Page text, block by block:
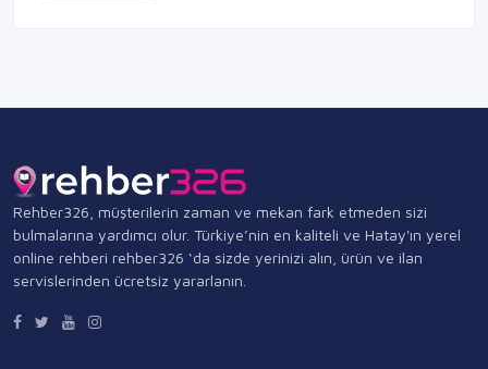
Rehber326, müşterilerin zaman ve mekan fark etmeden sizi
bulmalarına yardımcı olur. Türkiye’nin en kaliteli ve Hatay'ın yerel
online rehberi rehber326 ‘da sizde yerinizi alın, ürün ve ilan
servislerinden ücretsiz yararlanın.